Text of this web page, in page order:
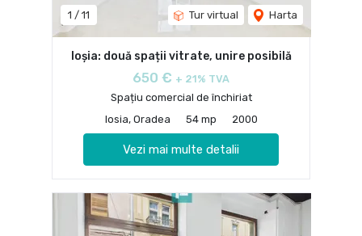
1 / 11 Tur virtual Harta
Ioșia: două spații vitrate, unire posibilă
650 € + 21% TVA
Spațiu comercial de închiriat
Iosia, Oradea
54 mp 2000
Vezi mai multe detalii